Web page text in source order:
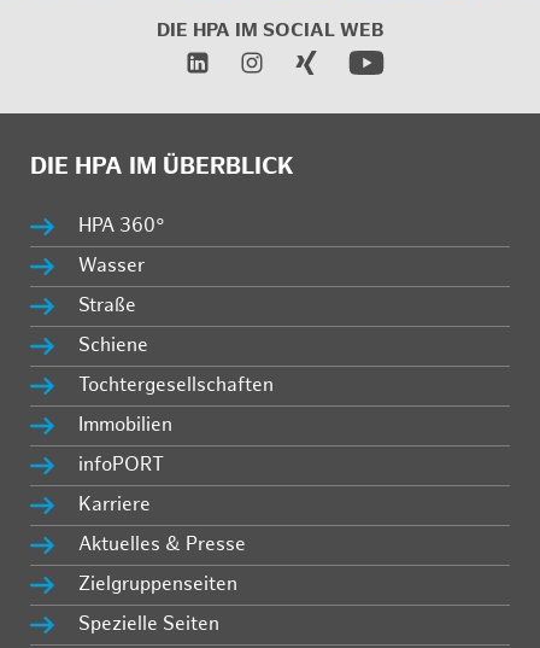
DIE HPA IM SOCIAL WEB
DIE HPA IM ÜBERBLICK
HPA 360°
Wasser
Straße
Schiene
Tochtergesellschaften
Immobilien
infoPORT
Karriere
Aktuelles & Presse
Zielgruppenseiten
Spezielle Seiten